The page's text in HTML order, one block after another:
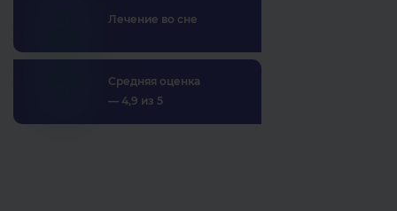
Лечение во сне
Средняя оценка
— 4,9 из 5